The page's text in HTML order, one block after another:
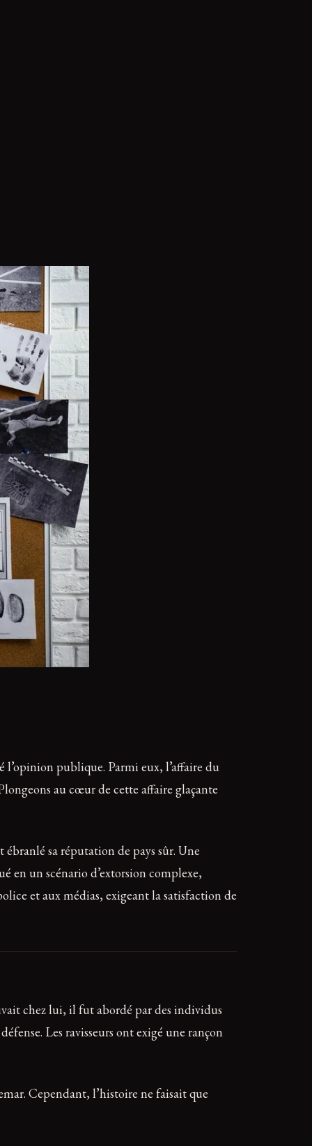
publique. Parmi eux, l’affaire du
au cœur de cette affaire glaçante
sa réputation de pays sûr. Une
en un scénario d’extorsion complexe,
et aux médias, exigeant la satisfaction de
chez lui, il fut abordé par des individus
Les ravisseurs ont exigé une rançon
Cependant, l’histoire ne faisait que